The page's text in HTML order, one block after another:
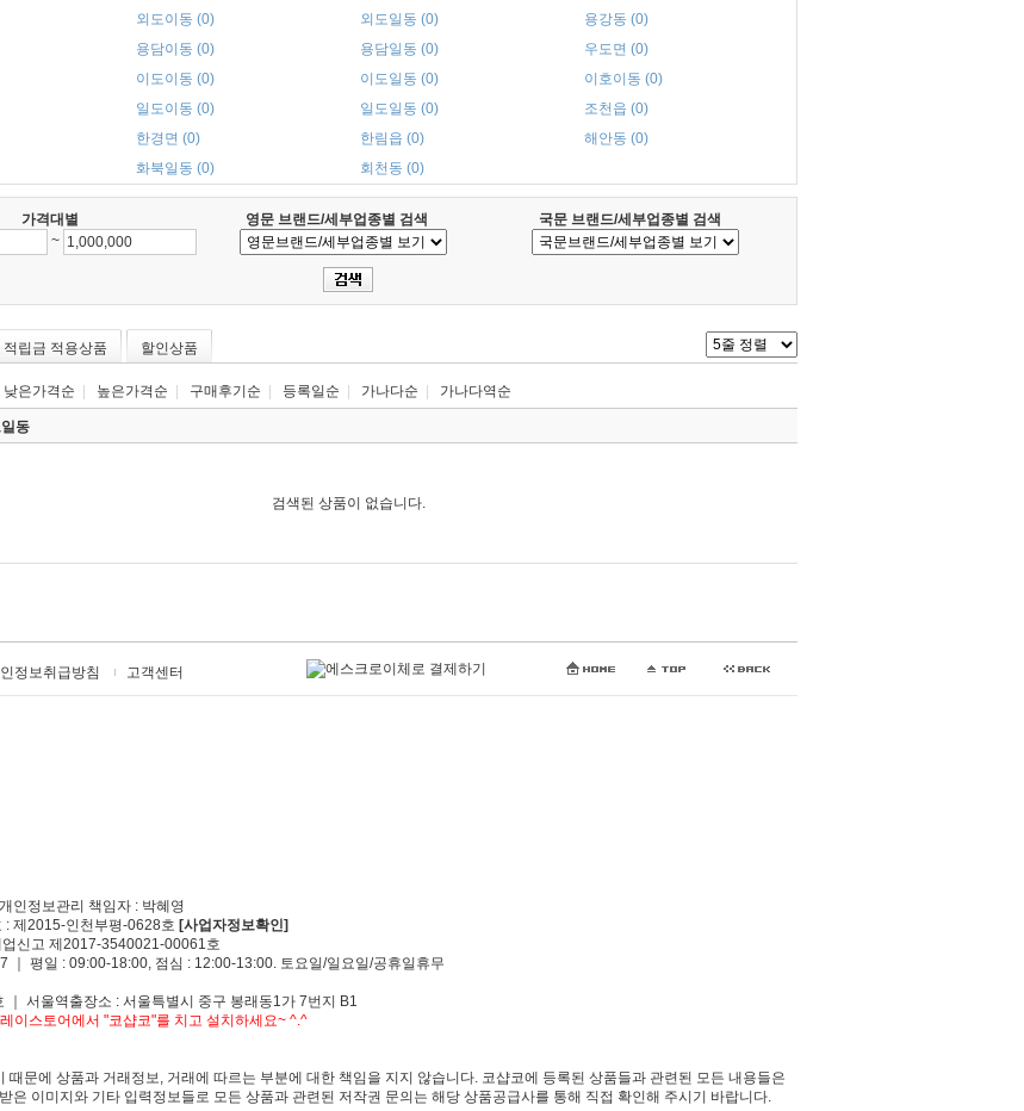
외도이동 (0) 외도일동 (0)
용강동 (0)
용담이동 (0) 용담일동 (0)
우도면 (0)
이도이동 (0) 이도일동 (0)
이호이동 (0)
일도이동 (0) 일도일동 (0)
조천읍 (0)
한경면 (0) 한림읍 (0)
해안동 (0)
화북일동 (0) 회천동 (0)
가격대별 영문 브랜드/세부업종별 검색
국문 브랜드/세부업종별 검색
~
적립금 적용상품 할인상품
낮은가격순 높은가격순 구매후기순 등록일순 가나다순 가나다역순
동
검색된 상품이 없습니다.
정보취급방침 고객센터
인정보관리 책임자 : 박혜영
제2015-인천부평-0628호 [사업자정보확인]
신고 제2017-3540021-00061호
평일 : 09:00-18:00, 점심 : 12:00-13:00. 토요일/일요일/공휴일휴무
서울역출장소 : 서울특별시 중구 봉래동1가 7번지 B1
이스토어에서 "코샵코"를 치고 설치하세요~ ^.^
문에 상품과 거래정보, 거래에 따르는 부분에 대한 책임을 지지 않습니다. 코샵코에 등록된 상품들과 관련된 모든 내용들은
은 이미지와 기타 입력정보들로 모든 상품과 관련된 저작권 문의는 해당 상품공급사를 통해 직접 확인해 주시기 바랍니다.​